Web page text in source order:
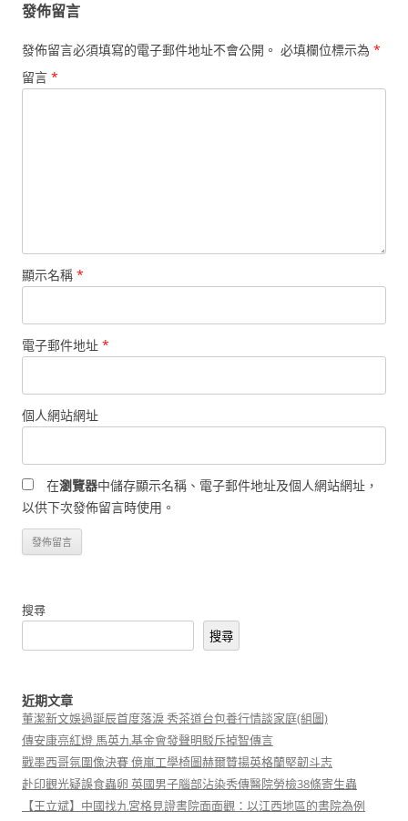
發佈留言
發佈留言必須填寫的電子郵件地址不會公開。 必填欄位標示為 *
留言 *
顯示名稱 *
電子郵件地址 *
個人網站網址
在瀏覽器中儲存顯示名稱、電子郵件地址及個人網站網址，
以供下次發佈留言時使用。
搜尋
搜尋
近期文章
董潔新文娛過誕辰首度落淚 秀茶道台包養行情談家庭(組圖)
傳安康亮紅燈 馬英九基金會發聲明駁斥掉智傳言
戰墨西哥氛圍像決賽 億嵐工學椅圖赫爾贊揚英格蘭堅韌斗志
赴印觀光疑誤食蟲卵 英國男子腦部沾染秀傳醫院勞檢38條寄生蟲
【王立斌】中國找九宮格見證書院面面觀：以江西地區的書院為例